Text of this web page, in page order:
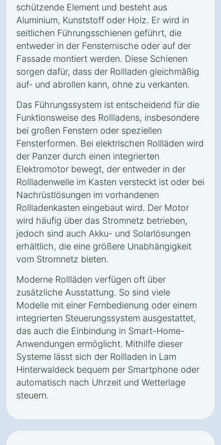
schützende Element und besteht aus
Aluminium, Kunststoff oder Holz. Er wird in
seitlichen Führungsschienen geführt, die
entweder in der Fensternische oder auf der
Fassade montiert werden. Diese Schienen
sorgen dafür, dass der Rollladen gleichmäßig
auf- und abrollen kann, ohne zu verkanten.
Das Führungssystem ist entscheidend für die
Funktionsweise des Rollladens, insbesondere
bei großen Fenstern oder speziellen
Fensterformen. Bei elektrischen Rollläden wird
der Panzer durch einen integrierten
Elektromotor bewegt, der entweder in der
Rollladenwelle im Kasten versteckt ist oder bei
Nachrüstlösungen im vorhandenen
Rollladenkasten eingebaut wird. Der Motor
wird häufig über das Stromnetz betrieben,
jedoch sind auch Akku- und Solarlösungen
erhältlich, die eine größere Unabhängigkeit
vom Stromnetz bieten.
Moderne Rollläden verfügen oft über
zusätzliche Ausstattung. So sind viele
Modelle mit einer Fernbedienung oder einem
integrierten Steuerungssystem ausgestattet,
das auch die Einbindung in Smart-Home-
Anwendungen ermöglicht. Mithilfe dieser
Systeme lässt sich der Rollladen in Lam
Hinterwaldeck bequem per Smartphone oder
automatisch nach Uhrzeit und Wetterlage
steuern.